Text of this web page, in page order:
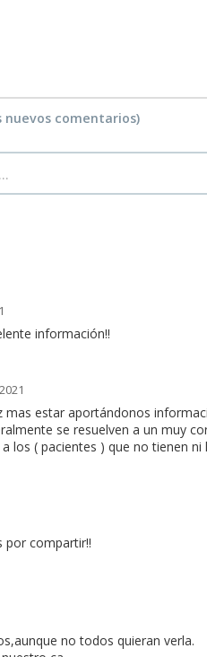
comentarios)
información!!
mas estar aportándonos
se resuelven a un muy
los ( pacientes ) que no tienen
por compartir!!
no todos quieran verla.